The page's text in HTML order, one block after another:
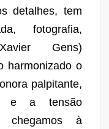
detalhes, tem
fotografia,
Gens)
harmonizado o
palpitante,
e a tensão
chegamos à